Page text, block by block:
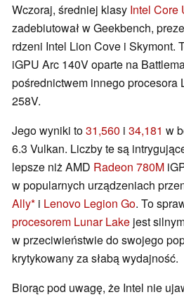
Wczoraj, średniej klasy Intel Core
zadebiutował w Geekbench,
rdzeni Intel Lion Cove i Skymont.
iGPU Arc 140V oparte na
pośrednictwem innego procesora
258V.
Jego wyniki to31,560 i 34,181 w
6.3 Vulkan. Liczby te są
lepsze niż AMD Radeon 780M
w popularnych urządzeniach
Ally i Lenovo Legion Go. To
procesorem Lunar Lake jest
w przeciwieństwie do swojego
krytykowany za słabą wydajność.
Biorąc pod uwagę, że Intel nie